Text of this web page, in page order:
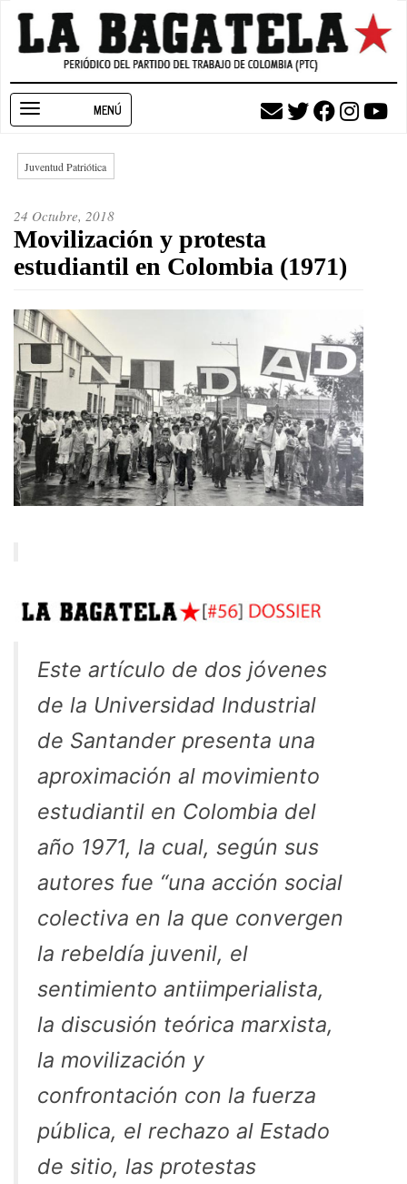
Pasar
contenido
navigation
Juventud Patriótica
24 Octubre, 2018
Movilización y protesta
estudiantil en Colombia (1971)
Este artículo de dos jóvenes
de la Universidad Industrial
de Santander presenta una
aproximación al movimiento
estudiantil en Colombia del
año 1971, la cual, según sus
autores fue “una acción social
colectiva en la que convergen
la rebeldía juvenil, el
sentimiento antiimperialista,
la discusión teórica marxista,
la movilización y
confrontación con la fuerza
pública, el rechazo al Estado
de sitio, las protestas